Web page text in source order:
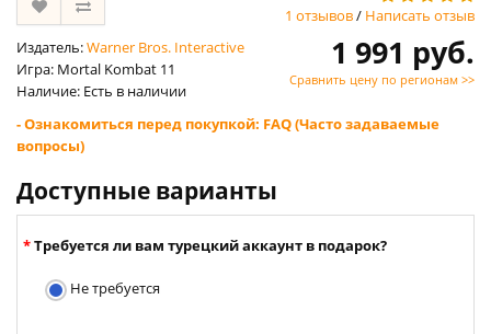
1 отзывов/ Написать отзыв
Издатель:Warner Bros. Interactive
Игра: Mortal Kombat 11
Наличие: Есть в наличии
1 991 руб.
Сравнить цену по регионам >>
- Ознакомиться перед покупкой: FAQ (Часто задаваемые
вопросы)
Доступные варианты
Требуется ли вам турецкий аккаунт в подарок?
Не требуется